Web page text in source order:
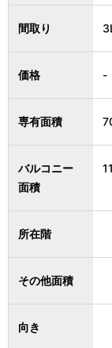
間取り
価格 -
専有面積
バルコニー
面積
所在階
その他面積
向き